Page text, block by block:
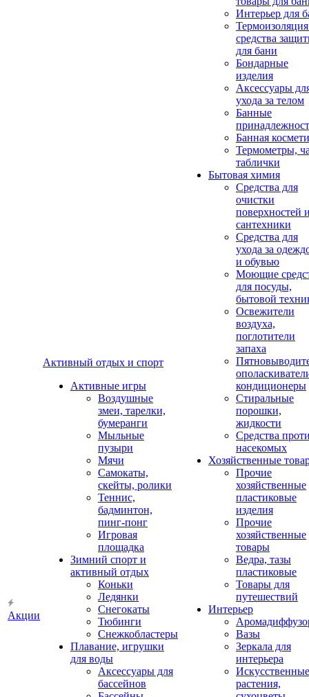
Акции
Активный отдых и спорт
Активные игры
Воздушные
змеи, тарелки,
бумеранги
Мыльные
пузыри
Мячи
Самокаты,
скейты, ролики
Теннис,
бадминтон,
пинг-понг
Игровая
площадка
Зимний спорт и
активный отдых
Коньки
Ледянки
Снегокаты
Тюбинги
Снежкобластеры
Плавание, игрушки
для воды
Аксессуары для
бассейнов
Интерьер для
средства
для бани
Бондарные
изделия
Аксеcсуары
ухода за телом
Банные
Банная
Термометры,
таблички
Бытовая химия
Средства для
очистки
поверхностей
сантехники
Средства для
ухода за
и обувью
Моющие
для посуды,
бытовой
Освежители
воздуха,
поглотители
запаха
кондиционеры
Стиральные
порошки,
жидкости
Средства
насекомых
Хозяйственные
Прочие
хозяйственные
пластиковые
изделия
Прочие
хозяйственные
товары
Ведра, тазы
пластиковые
Товары для
путешествий
Интерьер
Вазы
Зеркала для
интерьера
Искусственные
растения,